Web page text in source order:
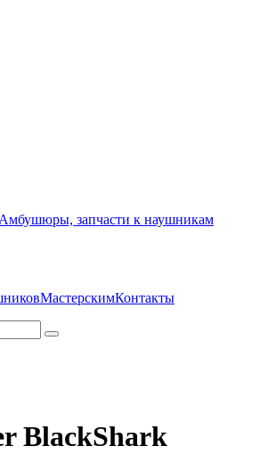
МастерскимКонтакты
BlackShark